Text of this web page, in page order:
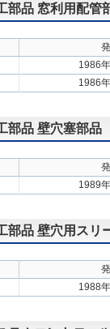
部品 窓利用配管
1986
1986
部品 壁穴塞部品
1989
部品 壁穴用スリ
1988